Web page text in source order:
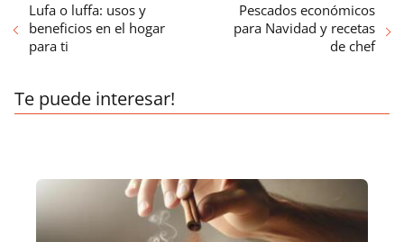
Lufa o luffa: usos y
beneficios en el hogar
para ti
Pescados económicos
para Navidad y recetas
de chef
Te puede interesar!